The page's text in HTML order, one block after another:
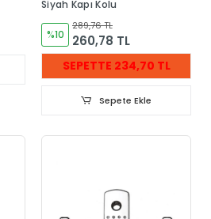
Siyah Kapı Kolu
%10
289,76 TL
260,78 TL
SEPETTE 234,70 TL
Sepete Ekle